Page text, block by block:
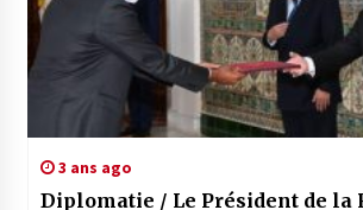
3 ans ago
Diplomatie / Le Président de la